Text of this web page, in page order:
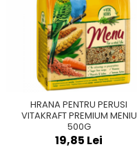
HRANA PENTRU PERUSI
VITAKRAFT PREMIUM MENIU
500G
19,85 Lei